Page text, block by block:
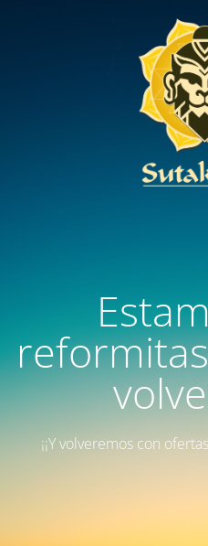
¡¡Y volveremos con